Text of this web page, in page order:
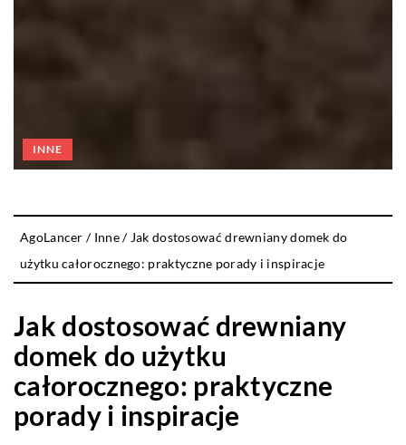
INNE
AgoLancer / Inne/ Jak dostosować drewniany domek do
użytku całorocznego: praktyczne porady i inspiracje
Jak dostosować drewniany
domek do użytku
całorocznego: praktyczne
porady i inspiracje